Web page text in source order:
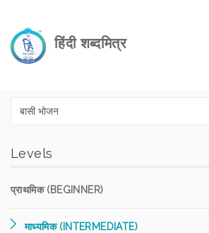
हिंदी शब्दमित्र
Levels
प्राथमिक (BEGINNER)
माध्यमिक (INTERMEDIATE)